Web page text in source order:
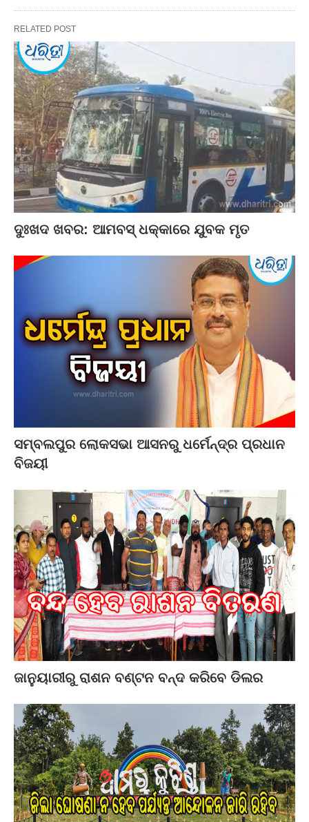
RELATED POST
ଦୁଃଖଦ ଖବର: ଆମବସ୍‌ ଧକ୍କାରେ ଯୁବକ ମୃତ
ସମ୍ବଲପୁର ଲୋକସଭା ଆସନରୁ ଧର୍ମେନ୍ଦ୍ର ପ୍ରଧାନ
ବିଜୟୀ
ଜାନୁୟାରୀରୁ ରାଶନ ବଣ୍ଟନ ବନ୍ଦ କରିବେ ଡିଲର